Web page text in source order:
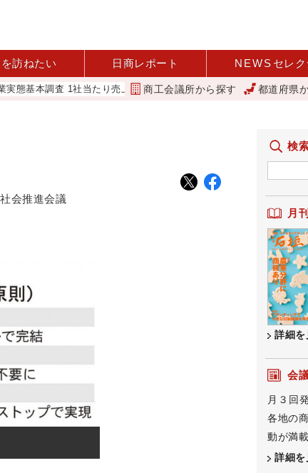
訪ねたい 日商レポート NEWS セレ
基本調査 1社当たり売上高2.1億円に 中企庁 変革と価値共創によ
商工会議所から探す 都道府県
会推進会議
検
月
詳細を
会
月３回
各地の
動が満載
詳細を